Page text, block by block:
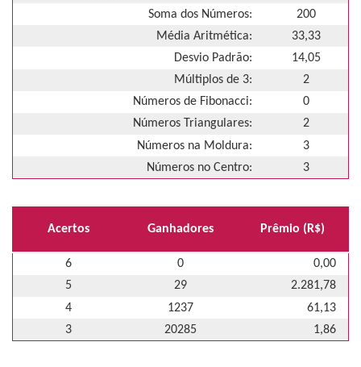
Soma dos Números:
200
Média Aritmética:
33,33
Desvio Padrão:
14,05
Múltiplos de 3:
2
Números de Fibonacci:
0
Números Triangulares:
2
Números na Moldura:
3
Números no Centro:
3
Acertos Ganhadores Prêmio (R$)
6 0
0,00
5
29
2.281,78
4
1237
61,13
3
20285 1,86